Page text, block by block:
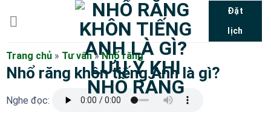
dung
Đặt
lịch
Trang chủ » Tư vấn»Nhổ răng
Nhổ răng khôn tiếng Anh là gì?
Nghe đọc: